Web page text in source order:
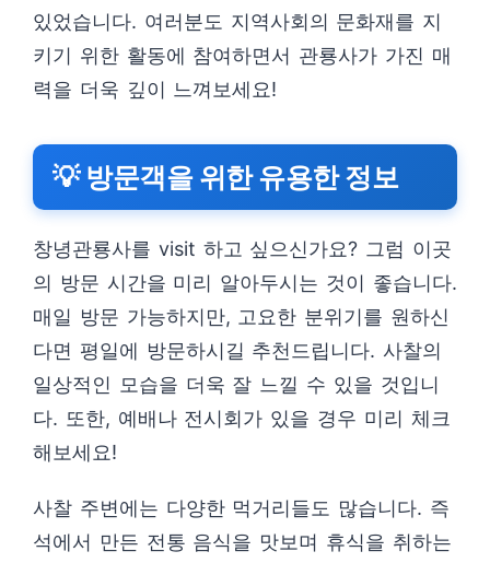
있었습니다. 여러분도 지역사회의 문화재를 지
키기 위한 활동에 참여하면서 관룡사가 가진 매
력을 더욱 깊이 느껴보세요!
💡 방문객을 위한 유용한 정보
창녕관룡사를 visit 하고 싶으신가요? 그럼 이곳
의 방문 시간을 미리 알아두시는 것이 좋습니다.
매일 방문 가능하지만, 고요한 분위기를 원하신
다면 평일에 방문하시길 추천드립니다. 사찰의
일상적인 모습을 더욱 잘 느낄 수 있을 것입니
다. 또한, 예배나 전시회가 있을 경우 미리 체크
해보세요!
사찰 주변에는 다양한 먹거리들도 많습니다. 즉
석에서 만든 전통 음식을 맛보며 휴식을 취하는